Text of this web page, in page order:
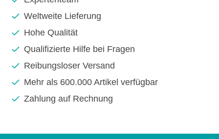
Weltweite Lieferung
Hohe Qualität
Qualifizierte Hilfe bei Fragen
Reibungsloser Versand
Mehr als 600.000 Artikel verfügbar
Zahlung auf Rechnung